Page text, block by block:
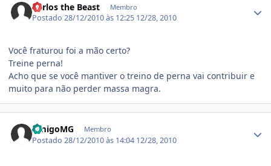
Carlos the Beast Membro
Postado28/12/2010 às 12:25 12/28, 2010
Você fraturou foi a mão certo?
Treine perna!
Acho que se você mantiver o treino de perna vai contribuir e
muito para não perder massa magra.
AmigoMG Membro
Postado28/12/2010 às 14:04 12/28, 2010